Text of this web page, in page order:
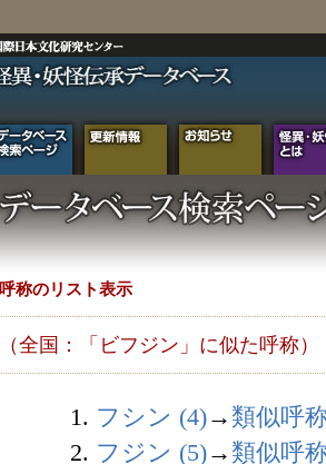
呼称のリスト表示
（全国：「ビフジン」に似た呼称）
1. フシン (4)→ 類似呼
2. フジン (5)→ 類似呼